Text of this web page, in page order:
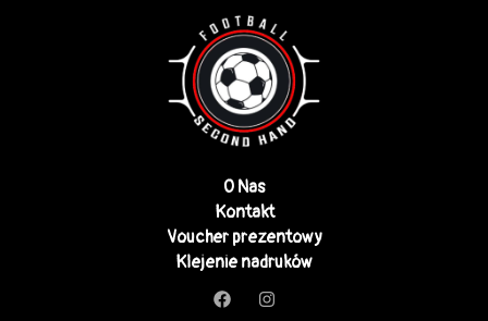
O Nas
Kontakt
Voucher prezentowy
Klejenie nadruków